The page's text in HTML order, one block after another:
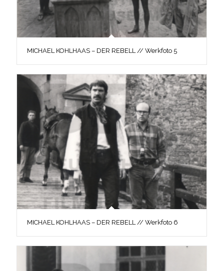
MICHAEL KOHLHAAS – DER REBELL // Werkfoto 5
MICHAEL KOHLHAAS – DER REBELL // Werkfoto 6